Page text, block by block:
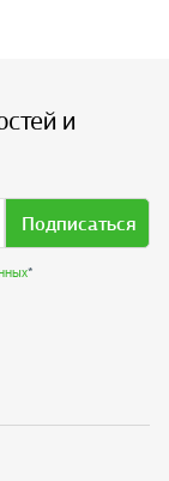
и
Подписаться
*